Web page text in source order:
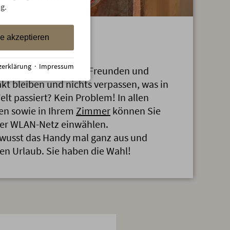
Ihres Urlaubes mit Freunden und
bleiben und nichts verpassen, was in
passiert? Kein Problem! In allen
sowie in Ihrem Zimmer können Sie
WLAN-Netz einwählen.
das Handy mal ganz aus und
Urlaub. Sie haben die Wahl!
akzeptieren
· Impressum